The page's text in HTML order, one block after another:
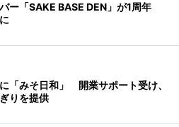
ー「SAKE BASE DEN」が1周年
「みそ日和」 開業サポート受け、
りを提供